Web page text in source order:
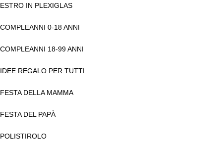
ESTRO IN PLEXIGLAS
COMPLEANNI 0-18 ANNI
COMPLEANNI 18-99 ANNI
IDEE REGALO PER TUTTI
FESTA DELLA MAMMA
FESTA DEL PAPÀ
POLISTIROLO